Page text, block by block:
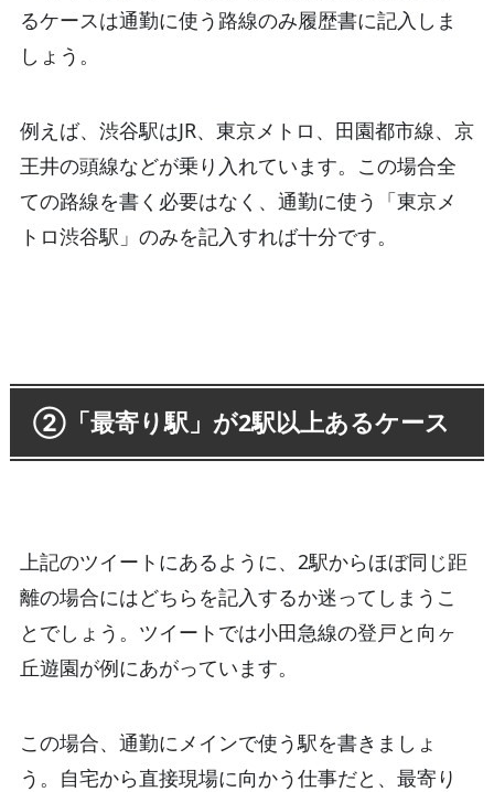
るケースは通勤に使う路線のみ履歴書に記入しま
しょう。
例えば、渋谷駅はJR、東京メトロ、田園都市線、京
王井の頭線などが乗り入れています。この場合全
ての路線を書く必要はなく、通勤に使う「東京メ
トロ渋谷駅」のみを記入すれば十分です。
②「最寄り駅」が2駅以上あるケース
上記のツイートにあるように、2駅からほぼ同じ距
離の場合にはどちらを記入するか迷ってしまうこ
とでしょう。ツイートでは小田急線の登戸と向ヶ
丘遊園が例にあがっています。
この場合、通勤にメインで使う駅を書きましょ
う。自宅から直接現場に向かう仕事だと、最寄り